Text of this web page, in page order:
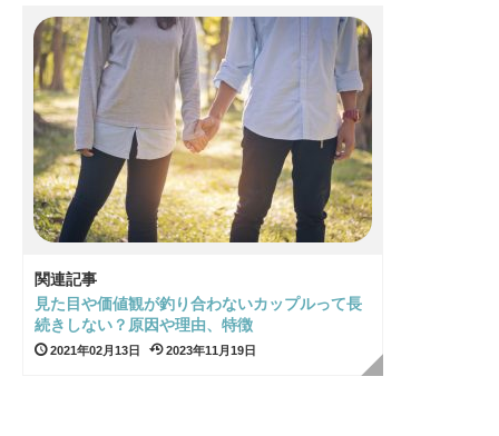
関連記事
見た目や価値観が釣り合わないカップルって長
続きしない？原因や理由、特徴
2021年02月13日 2023年11月19日